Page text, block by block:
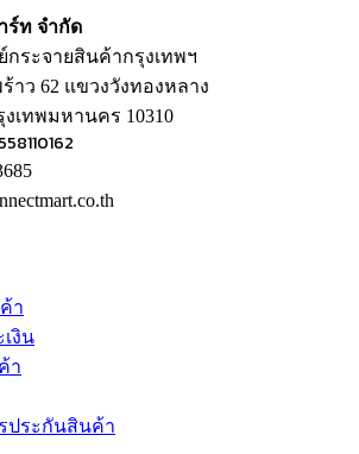
ร์ท จำกัด
ระจายสินค้ากรุงเทพฯ
าว 62 แขวงวังทองหลาง
เทพมหานคร 10310
า
งิน
า
ประกันสินค้า